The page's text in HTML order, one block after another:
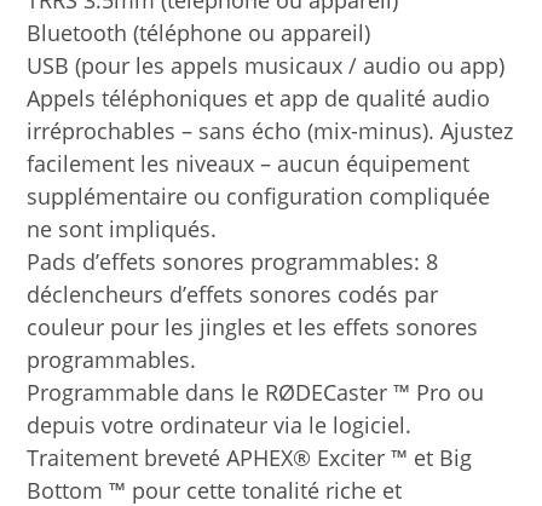
Bluetooth (téléphone ou appareil)
USB (pour les appels musicaux / audio ou app)
Appels téléphoniques et app de qualité audio
irréprochables – sans écho (mix-minus). Ajustez
facilement les niveaux – aucun équipement
supplémentaire ou configuration compliquée
ne sont impliqués.
Pads d’effets sonores programmables: 8
déclencheurs d’effets sonores codés par
couleur pour les jingles et les effets sonores
programmables.
Programmable dans le RØDECaster ™ Pro ou
depuis votre ordinateur via le logiciel.
Traitement breveté APHEX® Exciter ™ et Big
Bottom ™ pour cette tonalité riche et